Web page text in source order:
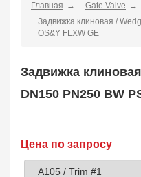
Клапан
Control Valve
2
Клапан обратный
Plug Valve
148
Затвор дисковый
Главная
Gate Valve
Задвижка клиновая /
OS&Y FLXW GE
Задвижка
DN150 PN250 BW
Цена по запросу